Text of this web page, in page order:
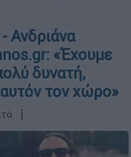
Ανδριάνα
«Έχουμε
δυνατή,
τον χώρο»
┋